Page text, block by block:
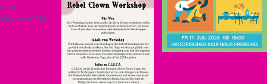
KTS -
Kulturtreff in